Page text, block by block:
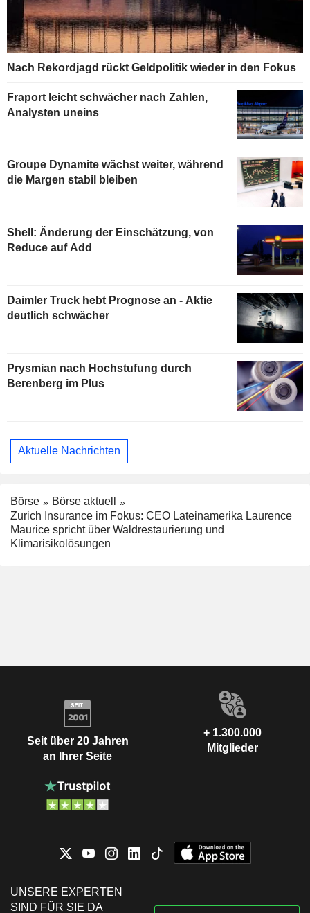
Nach Rekordjagd rückt Geldpolitik wieder in den Fokus
Fraport leicht schwächer nach Zahlen,
Analysten uneins
Groupe Dynamite wächst weiter, während
die Margen stabil bleiben
Shell: Änderung der Einschätzung, von
Reduce auf Add
Daimler Truck hebt Prognose an - Aktie
deutlich schwächer
Prysmian nach Hochstufung durch
Berenberg im Plus
Aktuelle Nachrichten
Börse
Börse aktuell
Zurich Insurance im Fokus: CEO Lateinamerika Laurence
Maurice spricht über Waldrestaurierung und
Klimarisikolösungen
Seit über 20 Jahren
an Ihrer Seite
+ 1.300.000
Mitglieder
UNSERE EXPERTEN
SIND FÜR SIE DA